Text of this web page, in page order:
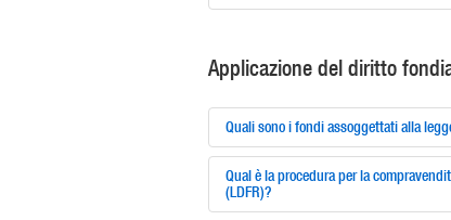
Applicazione del diritto
Quali sono i fondi assoggettati alla
Qual è la procedura per la
(LDFR)?